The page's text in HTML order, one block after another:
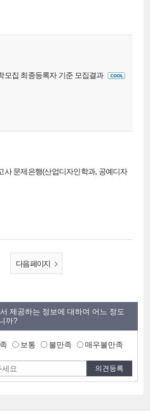
모집 최종등록자 기준 모집결과
사 문제은행(산업디자인학과, 공예디자
다음 페이지
제공하는 정보에 대하여 어느 정도
까?
보통 불만족 매우불만족